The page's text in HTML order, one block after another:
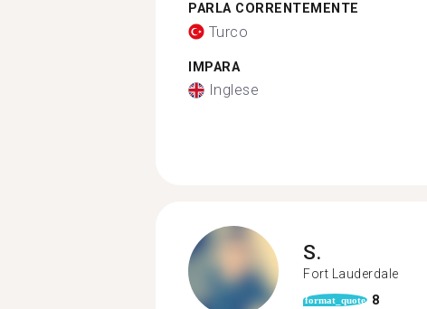
PARLA CORRENTEMENTE
Turco
IMPARA
Inglese
S.
Fort Lauderdale
format_quote 8